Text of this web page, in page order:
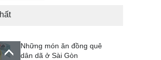
Những món ăn đồng quê
dân dã ở Sài Gòn